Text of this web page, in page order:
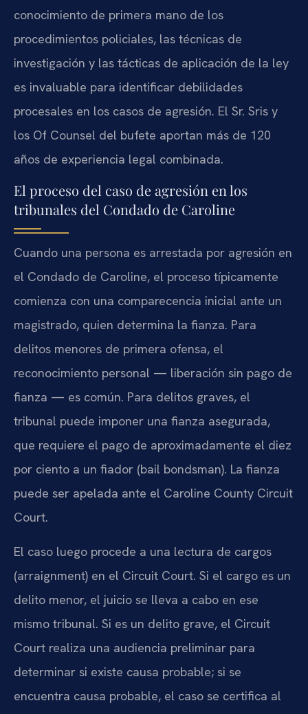
conocimiento de primera mano de los
procedimientos policiales, las técnicas de
investigación y las tácticas de aplicación de la ley
es invaluable para identificar debilidades
procesales en los casos de agresión. El Sr. Sris y
los Of Counsel del bufete aportan más de 120
años de experiencia legal combinada.
El proceso del caso de agresión en los
tribunales del Condado de Caroline
Cuando una persona es arrestada por agresión en
el Condado de Caroline, el proceso típicamente
comienza con una comparecencia inicial ante un
magistrado, quien determina la fianza. Para
delitos menores de primera ofensa, el
reconocimiento personal — liberación sin pago de
fianza — es común. Para delitos graves, el
tribunal puede imponer una fianza asegurada,
que requiere el pago de aproximadamente el diez
por ciento a un fiador (bail bondsman). La fianza
puede ser apelada ante el Caroline County Circuit
Court.
El caso luego procede a una lectura de cargos
(arraignment) en el Circuit Court. Si el cargo es un
delito menor, el juicio se lleva a cabo en ese
mismo tribunal. Si es un delito grave, el Circuit
Court realiza una audiencia preliminar para
determinar si existe causa probable; si se
encuentra causa probable, el caso se certifica al